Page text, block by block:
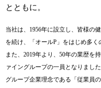
とともに。
当社は、1956年に設立し、皆様の
を続け、「オールP」をはじめ多く
また、2019年より、50年の業歴を
ァイングループの一員となりました
グループ企業理念である「従業員